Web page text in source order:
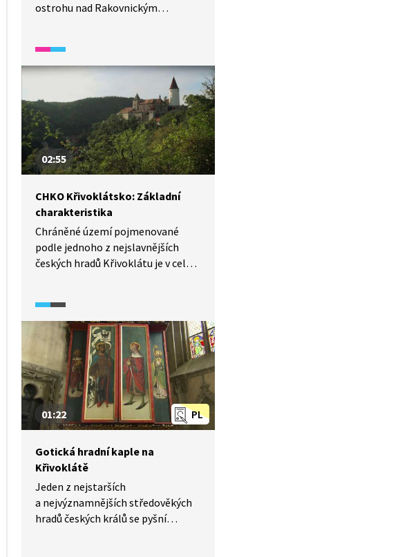
ostrohu nad Rakovnickým
ve Středočeském kraji.
02:55
CHKO Křivoklátsko: Základní
charakteristika
Chráněné území pojmenované
podle jednoho z nejslavnějších
českých hradů Křivoklátu je v celé
odnepaměti řídce osídlena, a tak
část rozlohy dodnes pokrývají lesy.
Na ploše přes 600 km2 roste přes
80 druhů dřevin. Také zde najdeme
dvě třetiny druhů našich kvetoucích
rostlin.
PL
01:22
Gotická hradní kaple na
Křivoklátě
Jeden z nejstarších
a nejvýznamnějších středověkých
hradů českých králů se pyšní